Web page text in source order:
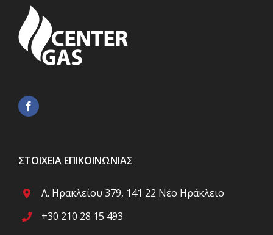
ΣΤΟΙΧΕΊΑ ΕΠΙΚΟΙΝΩΝΊΑΣ
Λ. Ηρακλείου 379, 141 22 Νέο Ηράκλειο
+30 210 28 15 493